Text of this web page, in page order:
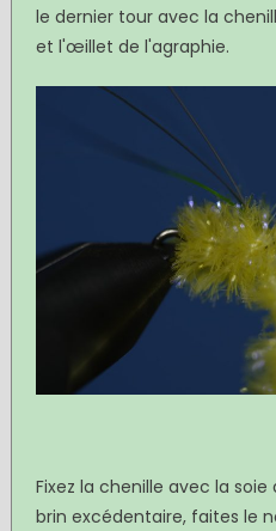
le dernier tour avec la
et l'œillet de l'agraphie.
Fixez la chenille avec la
brin excédentaire, faites le